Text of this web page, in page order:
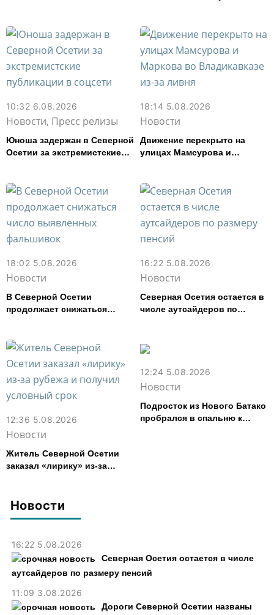
Новости
16:22 5.08.2026
Северная Осетия остается в числе
аутсайдеров по размеру пенсий
11:09 3.08.2026
Дороги Северной Осетии названы
10:32 6.08.2026
Новости, Пресс релизы
Юноша задержан в Северной
Осетии за экстремистские
18:14 5.08.2026
Новости
Движение перекрыто на
улицах Мамсурова и
18:02 5.08.2026
Новости
В Северной Осетии
продолжает снижаться
16:22 5.08.2026
Новости
Северная Осетия остается в
числе аутсайдеров по
12:36 5.08.2026
Новости
Житель Северной Осетии
заказал «лирику» из-за
12:24 5.08.2026
Новости
Подросток из Нового Батако
пробрался в спальню к